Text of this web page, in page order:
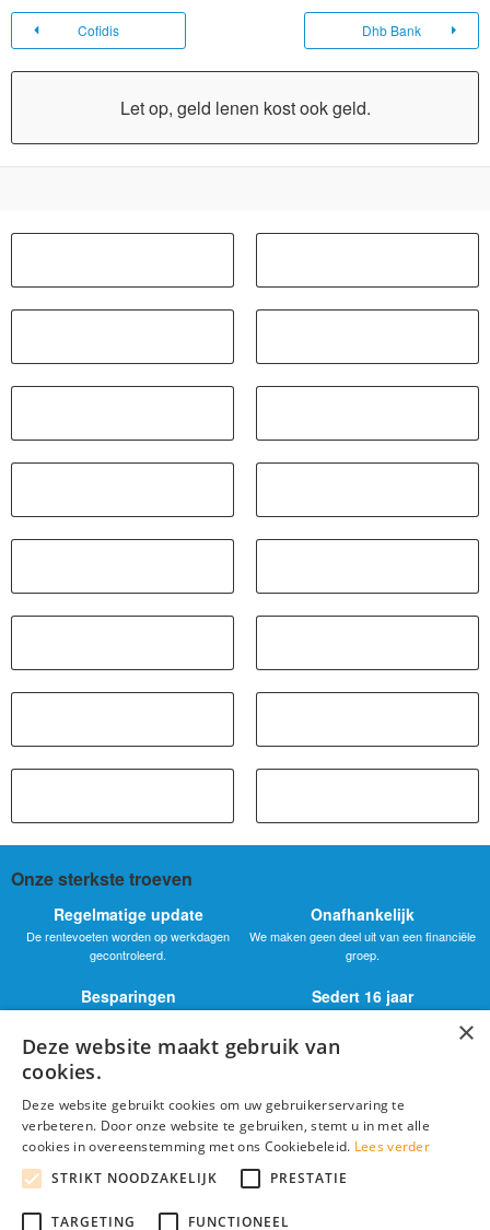
Cofidis Dhb Bank
Let op, geld lenen kost ook geld.
Onze sterkste troeven
Regelmatige update
De rentevoeten worden op werkdagen
gecontroleerd.
Onafhankelijk
We maken geen deel uit van een financiële
groep.
Besparingen
autolening.
Sedert 16 jaar
Duidelijkheid
Analysefiches
Elke bank heeft zijn fiche met zijn
×
Deze website maakt gebruik van
cookies.
Deze website gebruikt cookies om uw gebruikerservaring te
verbeteren. Door onze website te gebruiken, stemt u in met alle
cookies in overeenstemming met ons Cookiebeleid. Lees verder
STRIKT NOODZAKELIJK
PRESTATIE
TARGETING FUNCTIONEEL